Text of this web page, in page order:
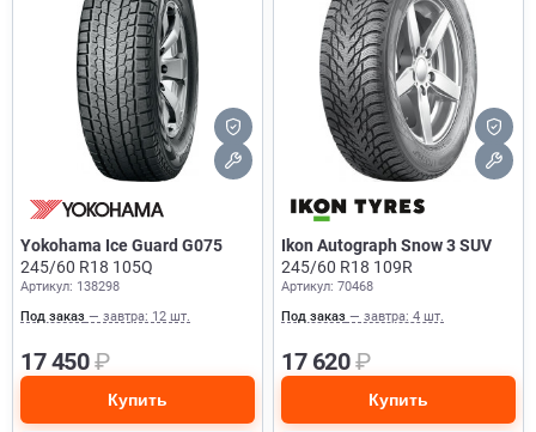
Yokohama Ice Guard G075
245/60 R18 105Q
Артикул: 138298
Под заказ — завтра: 12 шт.
17 450₽
Купить
Ikon Autograph Snow 3 SUV
245/60 R18 109R
Артикул: 70468
Под заказ — завтра: 4 шт.
17 620₽
Купить